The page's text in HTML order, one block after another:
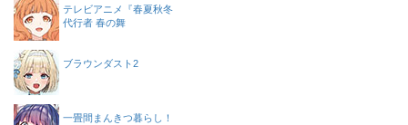
テレビアニメ『春夏秋冬
代行者 春の舞
ブラウンダスト2
一畳間まんきつ暮らし！